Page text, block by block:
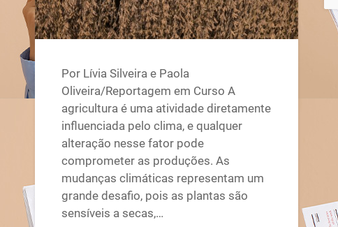
Por Lívia Silveira e Paola
Oliveira/Reportagem em Curso A
agricultura é uma atividade diretamente
influenciada pelo clima, e qualquer
alteração nesse fator pode
comprometer as produções. As
mudanças climáticas representam um
grande desafio, pois as plantas são
sensíveis a secas,…